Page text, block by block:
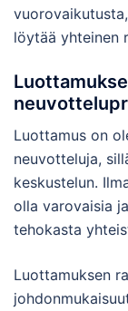
löytää yhteinen
Luottamus on
neuvotteluja,
keskustelun.
olla varovaisia
tehokasta
Luottamuksen